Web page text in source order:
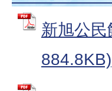
新旭公
884.8KB)